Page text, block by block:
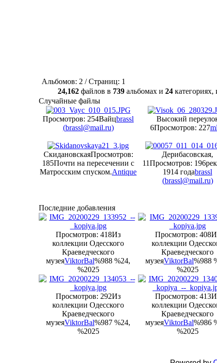
Альбомов: 2 / Страниц: 1
24,162 файлов в 739 альбомах и 24
Случайные файлы
Просмотров: 254Вайцbrassl
(brassl@mail.ru)
Высокий
6Просмотров: 227
СкидановскаяПросмотров:
185Почти на пересечении с
Матросским спуском.Antique
Дерибасовская,
11Просмотров: 196
1914 годаbrassl
(brassl@mail.ru)
Последние добавления
Просмотров: 418Из
коллекции Одесского
Краеведческого
музеяViktorBal%988 %24,
%2025
Просмотров: 408
коллекции
Краеведческого
музеяViktorBal%988
%2025
Просмотров: 292Из
коллекции Одесского
Краеведческого
музеяViktorBal%987 %24,
%2025
Просмотров: 413
коллекции
Краеведческого
музеяViktorBal%986
%2025